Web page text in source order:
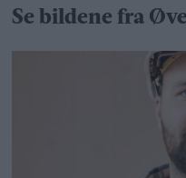
Se bildene fra